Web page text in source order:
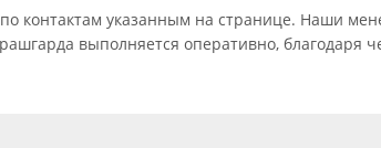
контактам указанным на странице. Наши
выполняется оперативно, благодаря